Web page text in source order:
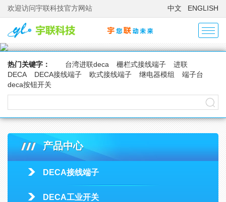
欢迎访问宇联科技官方网站 中文 ENGLISH
热门关键字： 台湾进联deca 栅栏式接线端子
进联
DECA
DECA接线端子 欧式接线端子 继电器模组
端子台
deca按钮开关
产品中心
DECA接线端子
DECA工业开关